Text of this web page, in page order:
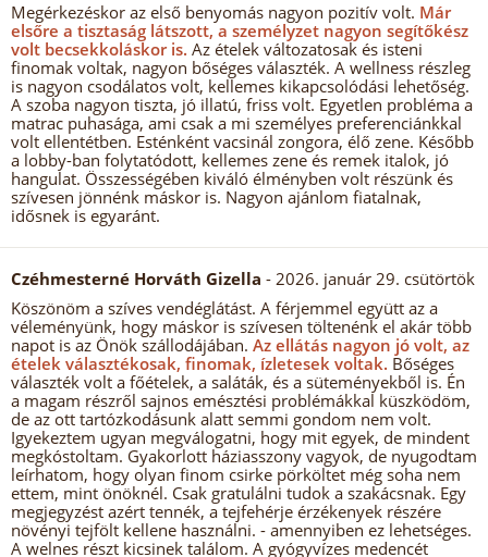
Megérkezéskor az első benyomás nagyon pozitív volt. Már
elsőre a tisztaság látszott, a személyzet nagyon segítőkész
volt becsekkoláskor is. Az ételek változatosak és isteni
finomak voltak, nagyon bőséges választék. A wellness részleg
is nagyon csodálatos volt, kellemes kikapcsolódási lehetőség.
A szoba nagyon tiszta, jó illatú, friss volt. Egyetlen probléma a
matrac puhasága, ami csak a mi személyes preferenciánkkal
volt ellentétben. Esténként vacsinál zongora, élő zene. Később
a lobby-ban folytatódott, kellemes zene és remek italok, jó
hangulat. Összességében kiváló élményben volt részünk és
szívesen jönnénk máskor is. Nagyon ajánlom fiatalnak,
idősnek is egyaránt.
Czéhmesterné Horváth Gizella - 2026. január 29. csütörtök
Köszönöm a szíves vendéglátást. A férjemmel együtt az a
véleményünk, hogy máskor is szívesen töltenénk el akár több
napot is az Önök szállodájában. Az ellátás nagyon jó volt, az
ételek választékosak, finomak, ízletesek voltak. Bőséges
választék volt a főételek, a saláták, és a süteményekből is. Én
a magam részről sajnos emésztési problémákkal küszködöm,
de az ott tartózkodásunk alatt semmi gondom nem volt.
Igyekeztem ugyan megválogatni, hogy mit egyek, de mindent
megkóstoltam. Gyakorlott háziasszony vagyok, de nyugodtam
leírhatom, hogy olyan finom csirke pörköltet még soha nem
ettem, mint önöknél. Csak gratulálni tudok a szakácsnak. Egy
megjegyzést azért tennék, a tejfehérje érzékenyek részére
növényi tejfölt kellene használni. - amennyiben ez lehetséges.
A welnes részt kicsinek találom. A gyógyvízes medencét